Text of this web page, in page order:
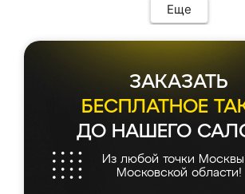
Еще
ЗАКАЗАТЬ
БЕСПЛАТНОЕ
ДО НАШЕГО
Из любой точки
Московской области!